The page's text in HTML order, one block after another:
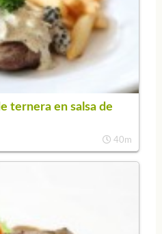
ternera en salsa de
40m